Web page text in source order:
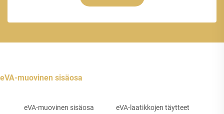
eVA-muovinen sisäosa
eVA-muovinen sisäosa eVA-laatikkojen täytteet